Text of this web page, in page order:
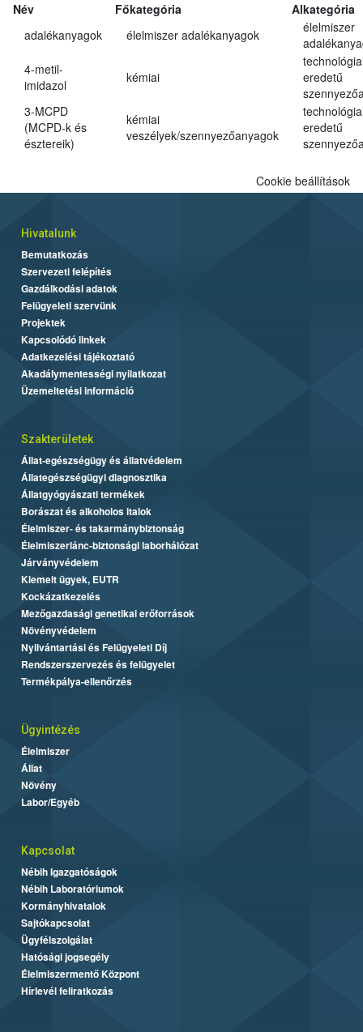
Név Főkategória
Alkategória
adalékanyagok
élelmiszer adalékanyagok
élelmiszer
4-metil-
imidazol
kémiai
eredetű
3-MCPD
(MCPD-k és
észtereik)
kémiai
veszélyek/szennyezőanyagok
eredetű
Cookie beállítások
Hivatalunk
Bemutatkozás
Szervezeti felépítés
Gazdálkodási adatok
Felügyeleti szervünk
Projektek
Kapcsolódó linkek
Adatkezelési tájékoztató
Akadálymentességi nyilatkozat
Üzemeltetési információ
Szakterületek
Állat-egészségügy és állatvédelem
Állategészségügyi diagnosztika
Állatgyógyászati termékek
Borászat és alkoholos italok
Élelmiszer- és takarmánybiztonság
Élelmiszerlánc-biztonsági laborhálózat
Járványvédelem
Kiemelt ügyek, EUTR
Kockázatkezelés
Mezőgazdasági genetikai erőforrások
Növényvédelem
Nyilvántartási és Felügyeleti Díj
Rendszerszervezés és felügyelet
Termékpálya-ellenőrzés
Ügyintézés
Élelmiszer
Állat
Növény
Labor/Egyéb
Kapcsolat
Nébih Igazgatóságok
Nébih Laboratóriumok
Kormányhivatalok
Sajtókapcsolat
Ügyfélszolgálat
Hatósági jogsegély
Élelmiszermentő Központ
Hírlevél feliratkozás